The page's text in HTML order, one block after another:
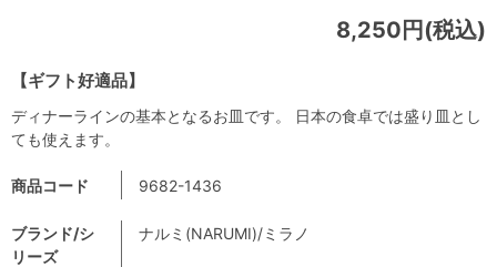
【ギフト好適品】
8,250円(税込)
商品コード 9682-1436
ブランド/シ
リーズ
ナルミ(NARUMI)/ミラノ
ディナーラインの基本となるお皿です。 日本の食卓では盛り皿とし
ても使えます。